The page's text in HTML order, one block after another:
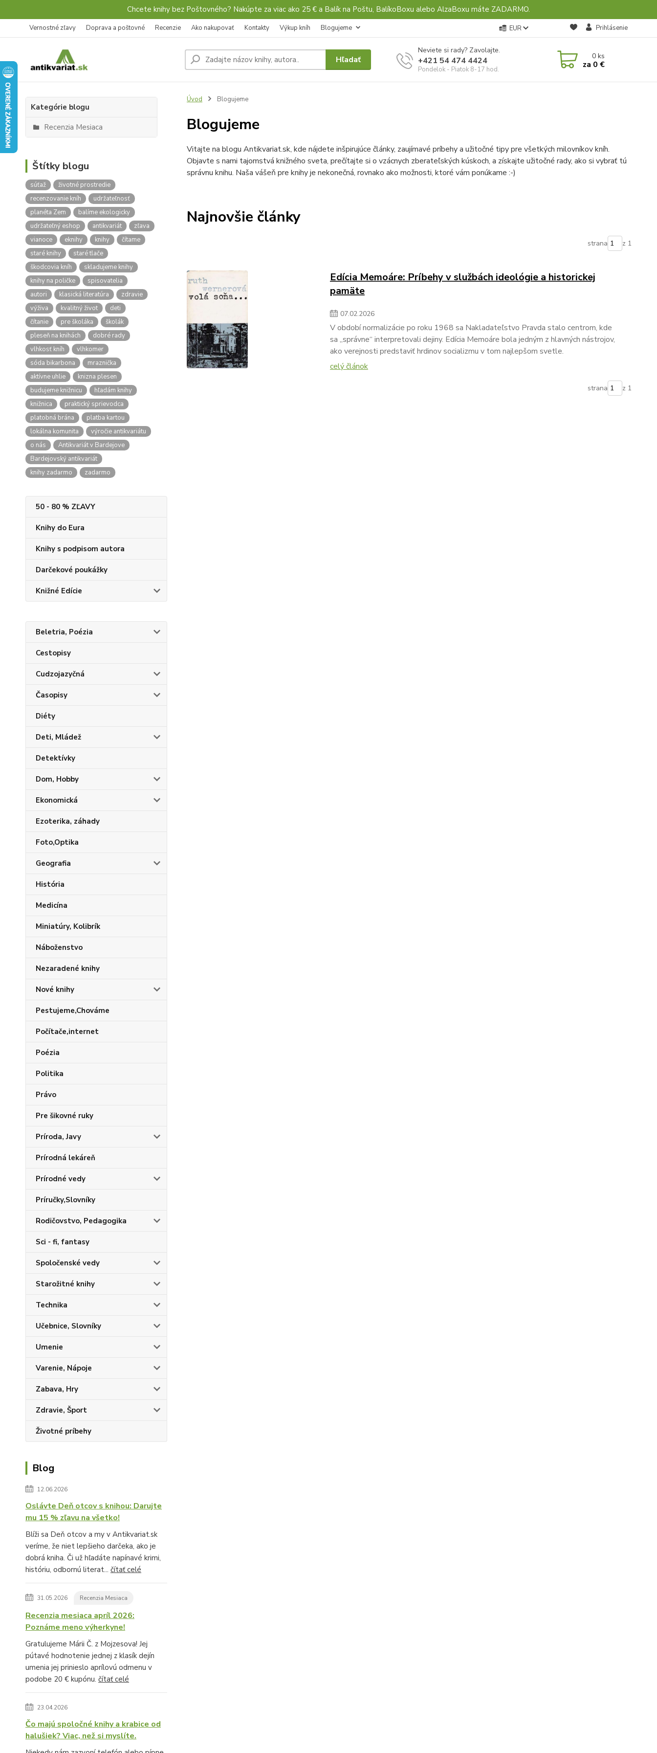
Chcete knihy bez Poštovného? Nakúpte za viac ako 25 € a Balík na Poštu, BalíkoBoxu alebo AlzaBoxu máte ZADARMO.
Vernostné zľavy Doprava a poštovné Recenzie Ako nakupovať Kontakty Výkup kníh Blogujeme EUR Prihlásenie
Hľadať
Neviete si rady? Zavolajte.
+421 54 474 4424
Pondelok - Piatok 8-17 hod.
0ks
za 0 €
Kategórie blogu
Recenzia Mesiaca
Štítky blogu
súťaž
životné prostredie
recenzovanie kníh
udržateľnosť
planéta Zem
balíme ekologicky
udržateľný eshop
antikvariát
zľava
vianoce
eknihy knihy
čítame
staré knihy
staré tlače
škodcovia kníh
skladujeme knihy
knihy na poličke
spisovatelia
autori
klasická literatúra
zdravie
výživa
kvalitný život
deti
čítanie
pre školáka
školák
pleseň na knihách
dobré rady
vlhkosť kníh
vlhkomer
sóda bikarbona
mraznička
aktívne uhlie
knizna plesen
budujeme knižnicu
hľadám knihy
knižnica
praktický sprievodca
platobná brána
platba kartou
lokálna komunita
výročie antikvariátu
o nás
Antikvariát v Bardejove
Bardejovský antikvariát
knihy zadarmo
zadarmo
50 - 80 % ZĽAVY
Knihy do Eura
Knihy s podpisom autora
Darčekové poukážky
Knižné Edície
Beletria, Poézia
Cestopisy
Cudzojazyčná
Časopisy
Diéty
Deti, Mládež
Detektívky
Dom, Hobby
Ekonomická
Ezoterika, záhady
Foto,Optika
Geografia
História
Medicína
Miniatúry, Kolibrík
Náboženstvo
Nezaradené knihy
Nové knihy
Pestujeme,Chováme
Počítače,internet
Poézia
Politika
Právo
Pre šikovné ruky
Príroda, Javy
Prírodná lekáreň
Prírodné vedy
Príručky,Slovníky
Rodičovstvo, Pedagogika
Sci - fi, fantasy
Spoločenské vedy
Starožitné knihy
Technika
Učebnice, Slovníky
Umenie
Varenie, Nápoje
Zabava, Hry
Zdravie, Šport
Životné príbehy
Blog
12.06.2026
Oslávte Deň otcov s knihou: Darujte
mu 15 % zľavu na všetko!
Blíži sa Deň otcov a my v Antikvariat.sk
veríme, že niet lepšieho darčeka, ako je
dobrá kniha. Či už hľadáte napínavé krimi,
históriu, odbornú literat... čítať celé
31.05.2026 Recenzia Mesiaca
Recenzia mesiaca apríl 2026:
Poznáme meno výherkyne!
Gratulujeme Márii Č. z Mojzesova! Jej
pútavé hodnotenie jednej z klasík dejín
umenia jej prinieslo aprílovú odmenu v
podobe 20 € kupónu. čítať celé
23.04.2026
Čo majú spoločné knihy a krabice od
halušiek? Viac, než si myslíte.
Úvod Blogujeme
Blogujeme
Vitajte na blogu Antikvariat.sk, kde nájdete inšpirujúce články, zaujímavé príbehy a užitočné tipy pre všetkých milovníkov kníh.
Objavte s nami tajomstvá knižného sveta, prečítajte si o vzácnych zberateľských kúskoch, a získajte užitočné rady, ako si vybrať tú
správnu knihu. Naša vášeň pre knihy je nekonečná, rovnako ako možnosti, ktoré vám ponúkame :-)
Najnovšie články
strana z 1
Edícia Memoáre: Príbehy v službách ideológie a historickej
pamäte
07.02.2026
V období normalizácie po roku 1968 sa Nakladateľstvo Pravda stalo centrom, kde
sa „správne“ interpretovali dejiny. Edícia Memoáre bola jedným z hlavných nástrojov,
ako verejnosti predstaviť hrdinov socializmu v tom najlepšom svetle.
celý článok
strana z 1